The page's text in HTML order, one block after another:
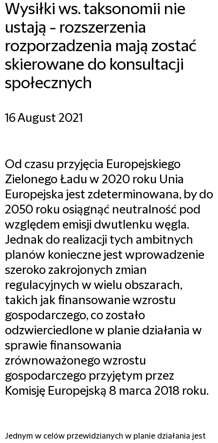
Wysiłki ws. taksonomii nie
ustają - rozszerzenia
rozporzadzenia mają zostać
skierowane do konsultacji
społecznych
16 August 2021
Od czasu przyjęcia Europejskiego
Zielonego Ładu w 2020 roku Unia
Europejska jest zdeterminowana, by do
2050 roku osiągnąć neutralność pod
względem emisji dwutlenku węgla.
Jednak do realizacji tych ambitnych
planów konieczne jest wprowadzenie
szeroko zakrojonych zmian
regulacyjnych w wielu obszarach,
takich jak finansowanie wzrostu
gospodarczego, co zostało
odzwierciedlone w planie działania w
sprawie finansowania
zrównoważonego wzrostu
gospodarczego przyjętym przez
Komisję Europejską 8 marca 2018 roku.
Jednym w celów przewidzianych w planie działania jest